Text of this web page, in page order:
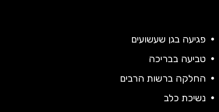
פגיעה בגן שעשועים
טביעה בבריכה
החלקה ברשות הרבים
נשיכת כלב